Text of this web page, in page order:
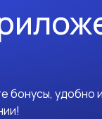
бонусы,